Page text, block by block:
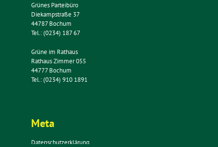
Grünes Parteibüro
Diekampstraße 37
44787 Bochum
Tel.: (0234) 187 67
Grüne im Rathaus
Rathaus Zimmer 055
44777 Bochum
Tel.: (0234) 910 1891
Meta
Datenschutzerklärung